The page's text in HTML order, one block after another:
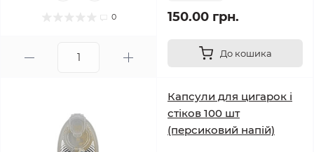
0 150.00 грн.
До кошика
Капсули для цигарок і
стіков 100 шт
(персиковий напій)